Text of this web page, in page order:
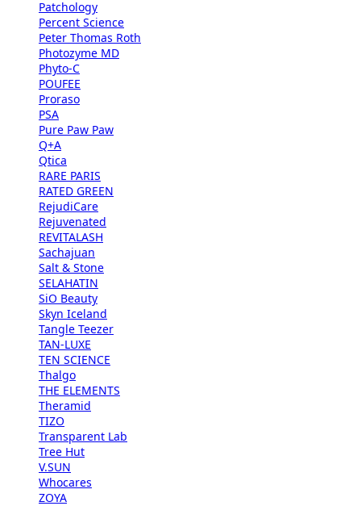
Patchology
Percent Science
Peter Thomas Roth
Photozyme MD
Phyto-C
POUFEE
Proraso
PSA
Pure Paw Paw
Q+A
Qtica
RARE PARIS
RATED GREEN
RejudiCare
Rejuvenated
REVITALASH
Sachajuan
Salt & Stone
SELAHATIN
SiO Beauty
Skyn Iceland
Tangle Teezer
TAN-LUXE
TEN SCIENCE
Thalgo
THE ELEMENTS
Theramid
TIZO
Transparent Lab
Tree Hut
V.SUN
Whocares
ZOYA